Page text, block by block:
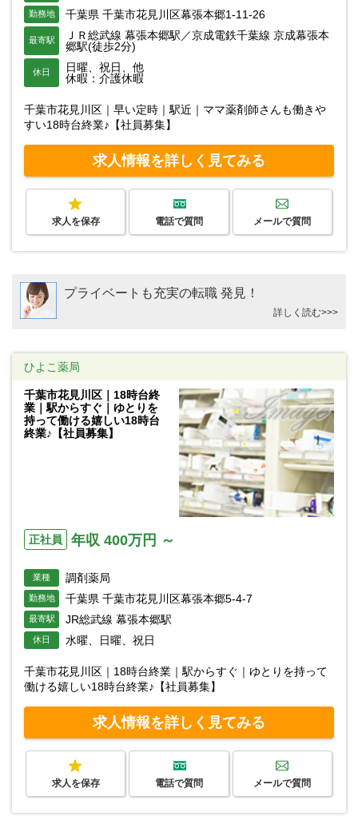
勤務地 千葉県 千葉市花見川区幕張本郷1-11-26
最寄駅
ＪＲ総武線 幕張本郷駅／京成電鉄千葉線 京成幕張本
郷駅(徒歩2分)
休日
日曜、祝日、他
休暇：介護休暇
千葉市花見川区｜早い定時｜駅近｜ママ薬剤師さんも働きや
すい18時台終業♪【社員募集】
求人情報を詳しく見てみる
求人を保存 電話で質問 メールで質問
プライベートも充実の転職 発見！
詳しく読む>>>
ひよこ薬局
千葉市花見川区｜18時台終
業｜駅からすぐ｜ゆとりを
持って働ける嬉しい18時台
終業♪【社員募集】
正社員 年収 400万円 ～
業種 調剤薬局
勤務地 千葉県 千葉市花見川区幕張本郷5-4-7
最寄駅 JR総武線 幕張本郷駅
休日 水曜、日曜、祝日
千葉市花見川区｜18時台終業｜駅からすぐ｜ゆとりを持って
働ける嬉しい18時台終業♪【社員募集】
求人情報を詳しく見てみる
求人を保存 電話で質問 メールで質問